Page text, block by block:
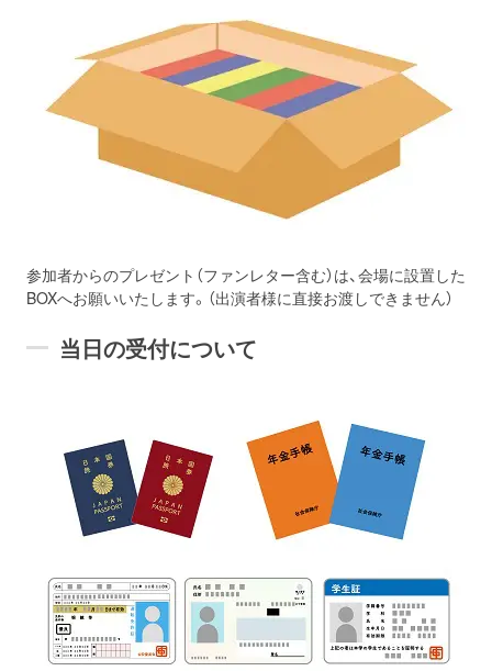
参加者からのプレゼント（ファンレター含む）は、会場に設置した
BOXへお願いいたします。（出演者様に直接お渡しできません）
当日の受付について